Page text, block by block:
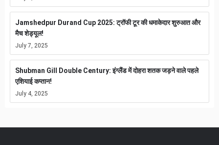
Jamshedpur Durand Cup 2025: ट्रॉफी टूर की धमाकेदार शुरुआत और
मैच शेड्यूल!
July 7, 2025
Shubman Gill Double Century: इंग्लैंड में दोहरा शतक जड़ने वाले पहले
एशियाई कप्तान!
July 4, 2025